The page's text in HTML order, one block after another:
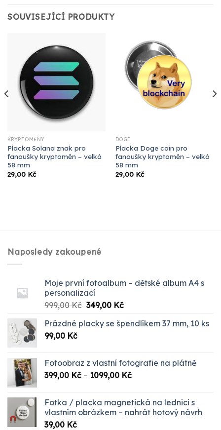
SOUVISEJÍCÍ PRODUKTY
KRYPTOMĚNY
Placka Solana znak pro
fanoušky kryptoměn – velká
58 mm
29,00 Kč
DOGE
Placka Doge coin pro
fanoušky kryptoměn – velká
58 mm
29,00 Kč
Naposledy zakoupené
Moje první fotoalbum – dětské album A4 s
personalizací
999,00Kč Původní
byla:
349,00 KčAktuální
je:
Prázdné placky se špendlíkem 37 mm, 10 ks
99,00 Kč
Fotoobraz z vlastní fotografie na plátně
399,00 Kč – 1099,00 KčRozpětí
až
1099,00 Kč
Fotka / placka magnetická na lednici s
vlastním obrázkem – nahrát hotový návrh
39,00 Kč